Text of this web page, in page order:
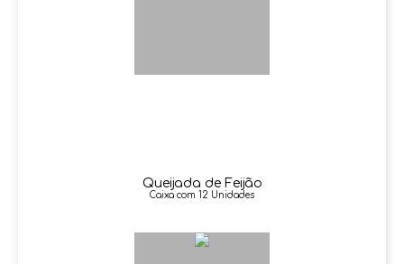
Queijada de Feijão
Caixa com 12 Unidades